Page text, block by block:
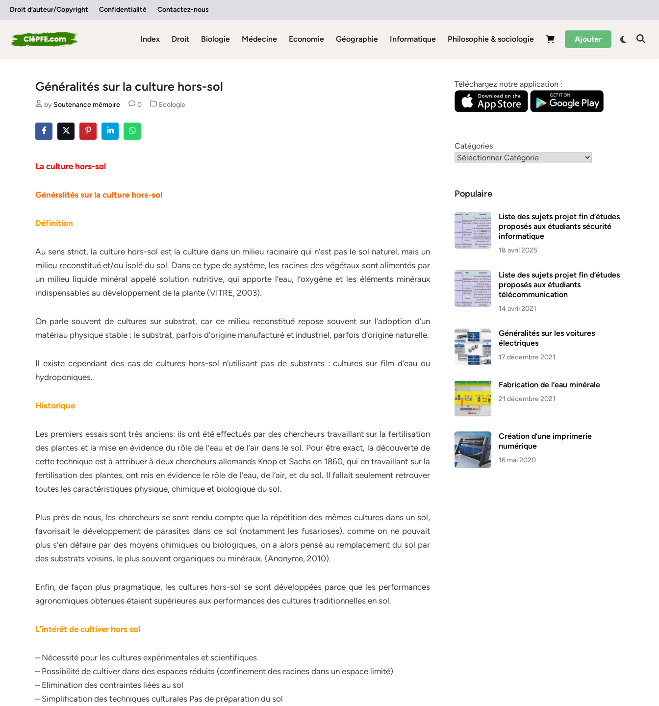
SkipDroit d’auteur/Copyright Confidentialité Contactez-nous
Index Droit Biologie Médecine Economie Géographie Informatique Philosophie & sociologie Ajouter
Généralités sur la culture hors-sol
by Soutenance mémoire 0
PostedEcologie
La culture hors-sol
Généralités sur la culture hors-sol
Définition
Au sens strict, la culture hors-sol est la culture dans un milieu racinaire qui n’est pas le sol naturel, mais un
milieu reconstitué et/ou isolé du sol. Dans ce type de système, les racines des végétaux sont alimentés par
un milieu liquide minéral appelé solution nutritive, qui apporte l’eau, l’oxygène et les éléments minéraux
indispensables au développement de la plante (VITRE, 2003).
On parle souvent de cultures sur substrat, car ce milieu reconstitué repose souvent sur l’adoption d’un
matériau physique stable : le substrat, parfois d’origine manufacturé et industriel, parfois d’origine naturelle.
Il existe cependant des cas de cultures hors-sol n’utilisant pas de substrats : cultures sur film d’eau ou
hydroponiques.
Historique
Les premiers essais sont très anciens: ils ont été effectués par des chercheurs travaillant sur la fertilisation
des plantes et la mise en évidence du rôle de l’eau et de l’air dans le sol. Pour être exact, la découverte de
cette technique est à attribuer à deux chercheurs allemands Knop et Sachs en 1860, qui en travaillant sur la
fertilisation des plantes, ont mis en évidence le rôle de l’eau, de l’air, et du sol. Il fallait seulement retrouver
toutes les caractéristiques physique, chimique et biologique du sol.
Plus près de nous, les chercheurs se sont rendu compte que la répétition des mêmes cultures dans un sol,
favorisait le développement de parasites dans ce sol (notamment les fusarioses), comme on ne pouvait
plus s’en défaire par des moyens chimiques ou biologiques, on a alors pensé au remplacement du sol par
des substrats voisins, le plus souvent organiques ou minéraux. (Anonyme, 2010).
Enfin, de façon plus pragmatique, les cultures hors-sol se sont développées parce que les performances
agronomiques obtenues étaient supérieures aux performances des cultures traditionnelles en sol.
L’intérêt de cultiver hors sol
– Nécessité pour les cultures expérimentales et scientifiques
– Possibilité de cultiver dans des espaces réduits (confinement des racines dans un espace limité)
– Elimination des contraintes liées au sol
– Simplification des techniques culturales Pas de préparation du sol
Téléchargez notre application :
Catégories
Populaire
Liste des sujets projet fin d’études
proposés aux étudiants sécurité
informatique
18 avril 2025
Liste des sujets projet fin d’études
proposés aux étudiants
télécommunication
14 avril 2021
Généralités sur les voitures
électriques
17 décembre 2021
Fabrication de l’eau minérale
21 décembre 2021
Création d’une imprimerie
numérique
16 mai 2020